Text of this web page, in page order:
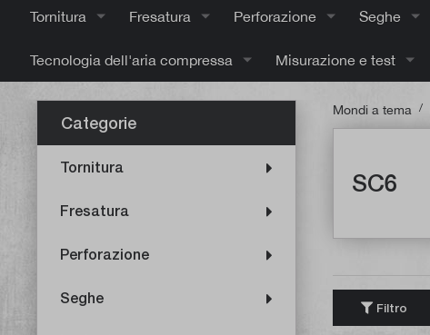
Tornitura Fresatura Perforazione Seghe
Tecnologia dell'aria compressa Misurazione e test
Categorie
Tornitura
Fresatura
Perforazione
Seghe
Mondi a tema /
SC6
Filtro